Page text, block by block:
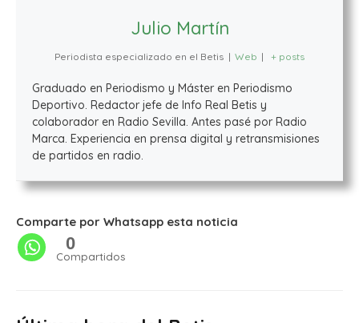
Julio Martín
Periodista especializado en el Betis | Web | + posts
Graduado en Periodismo y Máster en Periodismo
Deportivo. Redactor jefe de Info Real Betis y
colaborador en Radio Sevilla. Antes pasé por Radio
Marca. Experiencia en prensa digital y retransmisiones
de partidos en radio.
Comparte por Whatsapp esta noticia
0
Compartidos